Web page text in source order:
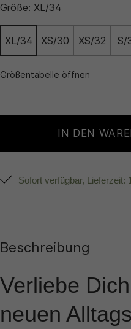
Größe: XL/34
XL/34 XS/30 XS/32 S/
Größentabelle öffnen
IN DEN
Sofort verfügbar, Lieferzeit:
Beschreibung
Verliebe
neuen